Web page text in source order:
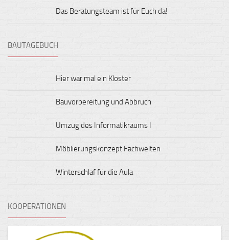
Das Beratungsteam ist für Euch da!
BAUTAGEBUCH
Hier war mal ein Kloster
Bauvorbereitung und Abbruch
Umzug des Informatikraums I
Möblierungskonzept Fachwelten
Winterschlaf für die Aula
KOOPERATIONEN